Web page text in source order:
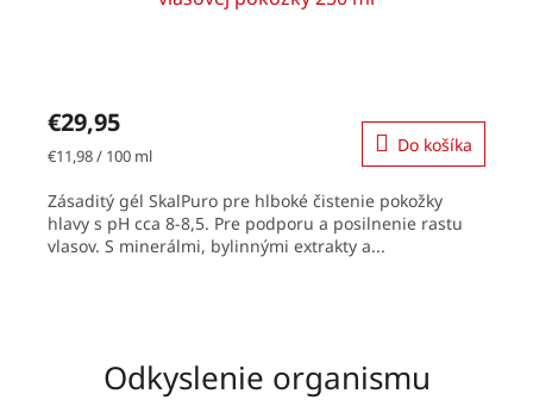
produktu
je
5,0
z
5
hviezdičiek.
€29,95
Jednotková
€11,98 / 100 ml Do košíka
Zásaditý gél SkalPuro pre hlboké čistenie pokožky
hlavy s pH cca 8-8,5. Pre podporu a posilnenie rastu
vlasov. S minerálmi, bylinnými extrakty a...
Odkyslenie organismu